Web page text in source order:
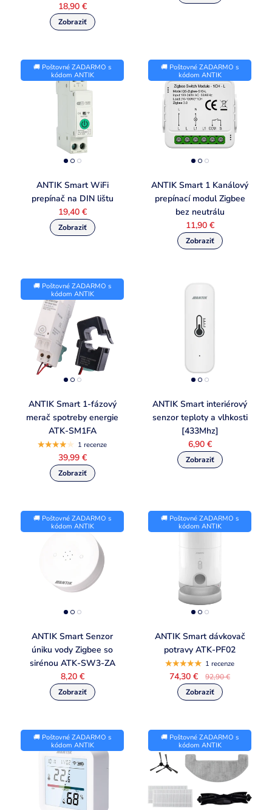
18,90 €
🚚 Poštovné ZADARMO s
kódom ANTIK
ANTIK Smart WiFi
prepínač na DIN lištu
19,40 €
🚚 Poštovné ZADARMO s
kódom ANTIK
ANTIK Smart 1 Kanálový
prepínací modul Zigbee
bez neutrálu
11,90 €
🚚 Poštovné ZADARMO s
kódom ANTIK
ANTIK Smart 1-fázový
merač spotreby energie
ATK-SM1FA
1 recenze
39,99 €
ANTIK Smart interiérový
senzor teploty a vlhkosti
[433Mhz]
6,90 €
🚚 Poštovné ZADARMO s
kódom ANTIK
ANTIK Smart Senzor
úniku vody Zigbee so
sirénou ATK-SW3-ZA
8,20 €
🚚 Poštovné ZADARMO s
kódom ANTIK
ANTIK Smart dávkovač
potravy ATK-PF02
1 recenze
74,30 € 92,90 €
🚚 Poštovné ZADARMO s
kódom ANTIK
🚚 Poštovné ZADARMO s
kódom ANTIK